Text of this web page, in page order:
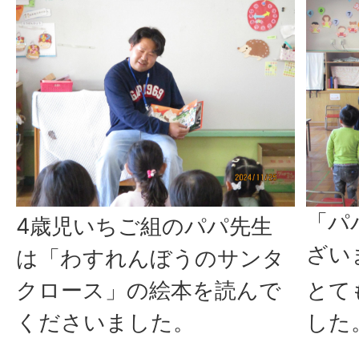
4歳児いちご組のパパ先生
は「わすれんぼうのサンタ
クロース」の絵本を読んで
くださいました。
「
ざい
とて
した